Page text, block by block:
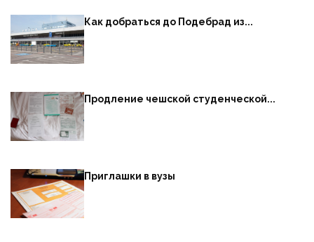
Как добраться до Подебрад из...
Продление чешской студенческой...
Приглашки в вузы